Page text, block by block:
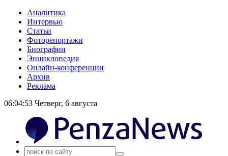
Аналитика
Интервью
Статьи
Фоторепортажи
Биографии
Энциклопедия
Онлайн-конференции
Архив
Реклама
06:04:54 Четверг, 6 августа